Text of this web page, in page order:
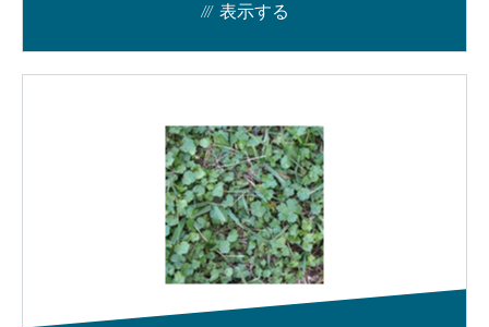
表示する